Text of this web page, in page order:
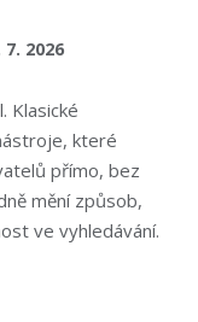
7. 2026
Klasické
které
přímo, bez
mění způsob,
ve vyhledávání.